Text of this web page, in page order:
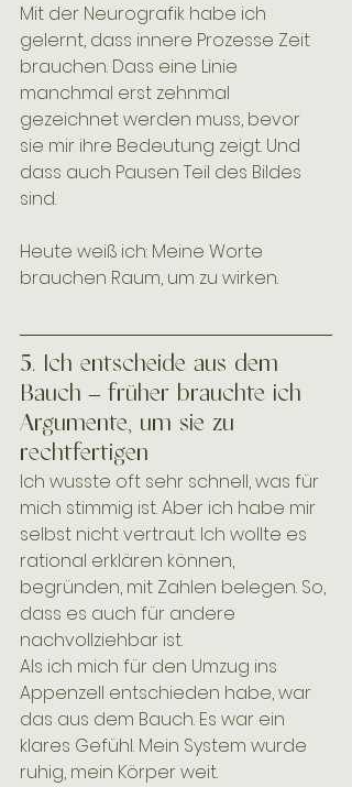
Mit der Neurografik habe ich
gelernt, dass innere Prozesse Zeit
brauchen. Dass eine Linie
manchmal erst zehnmal
gezeichnet werden muss, bevor
sie mir ihre Bedeutung zeigt. Und
dass auch Pausen Teil des Bildes
sind.
Heute weiß ich: Meine Worte
brauchen Raum, um zu wirken.
5. Ich entscheide aus dem
Bauch – früher brauchte ich
Argumente, um sie zu
rechtfertigen
Ich wusste oft sehr schnell, was für
mich stimmig ist. Aber ich habe mir
selbst nicht vertraut. Ich wollte es
rational erklären können,
begründen, mit Zahlen belegen. So,
dass es auch für andere
nachvollziehbar ist.
Als ich mich für den Umzug ins
Appenzell entschieden habe, war
das aus dem Bauch. Es war ein
klares Gefühl. Mein System wurde
ruhig, mein Körper weit.